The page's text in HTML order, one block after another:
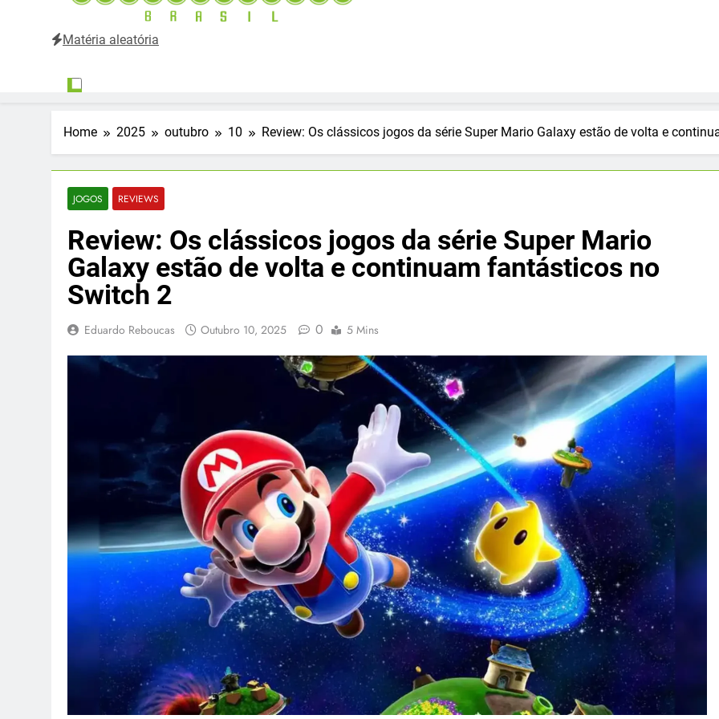
Matéria aleatória
Home 2025 outubro 10 Review: Os clássicos jogos da série Super Mario Galaxy estão de volta e
JOGOS REVIEWS
Review: Os clássicos jogos da série Super Mario
Galaxy estão de volta e continuam fantásticos no
Switch 2
Eduardo Reboucas Outubro 10, 2025 0 5 Mins